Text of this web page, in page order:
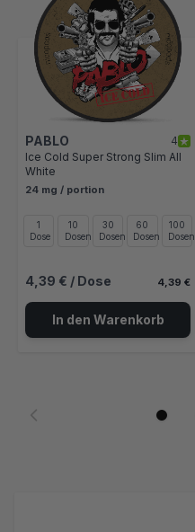
PABLO
4
Ice Cold Super Strong Slim All
White
24 mg / portion
1
Dose
10
Dosen
30
Dosen
60
Dosen
100
Dosen
4,39 € / Dose 4,39 €
In den Warenkorb